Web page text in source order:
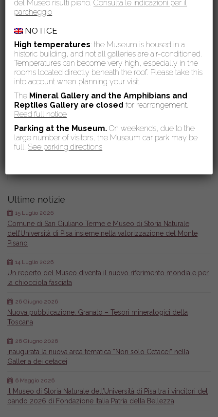
Eventi
Ultime notizie
Comune di San Giuliano Terme e Museo di Storia Naturale
dell’Università di Pisa insieme nella valorizzazione del Monte
Pisano
15 Luglio 2026
Un reperto del Museo diventa il nuovo riferimento mondiale per
la chiocciola fasciata
14 Luglio 2026
Nuova pubblicazione: Granato – Tesori mineralogici della
Toscana
26 Giugno 2026
Inaugurata la nuova area tematica “Non solo Cetacei” nella
Galleria dei cetacei
26 Giugno 2026
Il Museo di Storia Naturale dell’Università di Pisa tra i vincitori del
bando 2026 di Fondazione Italia Patria della Bellezza
6 Maggio 2026
del Museo risulti pieno.Consulta le indicazioni per il
parcheggio
NOTICE
High temperatures: the Museum is housed in a
historic building, and not all galleries are air-conditioned.
Temperatures can become very high, especially in the
rooms located directly beneath the roof. Please take this
into account when planning your visit.
The Mineral Gallery and the Amphibians and
Reptiles Gallery are closed for rearrangement.
Read full notice
Parking at the Museum. On weekends, due to the
large number of visitors, the Museum car park may be
full. See parking directions